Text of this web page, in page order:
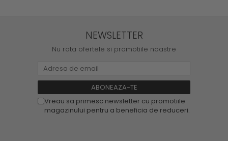
NEWSLETTER
Nu rata ofertele si promotiile noastre
Vreau sa primesc newsletter cu promotiile
magazinului pentru a beneficia de reduceri.